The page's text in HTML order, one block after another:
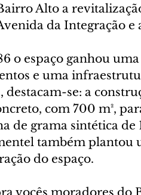
Alto a
da Integração e
o espaço ganhou
e uma
destacam-se: a
com 700 m²,
de grama sintética de
também plantou
do espaço.